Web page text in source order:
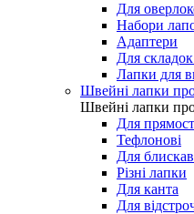
Для
Набори
Адаптери
Для
Лапки для
Швейні лапки
Швейні лапки
Для
Тефлонові
Для
Різні лапки
Для канта
Для